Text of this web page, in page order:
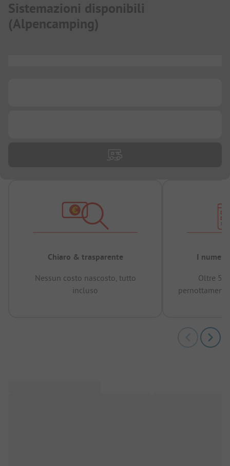
Sistemazioni disponibili
(Alpencamping)
Chiaro & trasparente
Nessun costo nascosto, tutto
incluso
I numeri
Oltre